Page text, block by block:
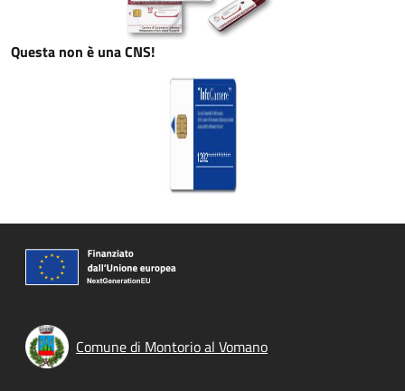
Questa non è una CNS!
Comune di Montorio al Vomano